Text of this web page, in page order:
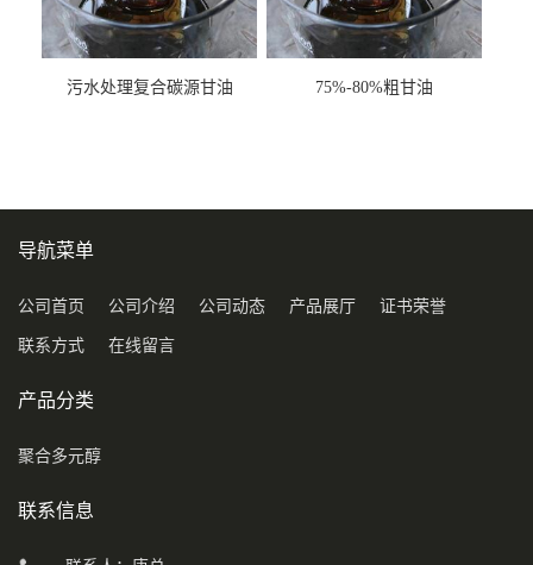
污水处理复合碳源甘油
75%-80%粗甘油
导航菜单
公司首页 公司介绍 公司动态 产品展厅 证书荣誉
联系方式 在线留言
产品分类
聚合多元醇
联系信息